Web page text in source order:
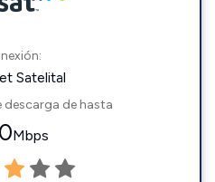
Satelital
descarga de hasta
Mbps